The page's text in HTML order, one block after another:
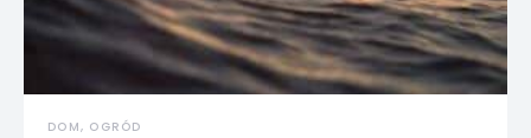
DOM, OGRÓD